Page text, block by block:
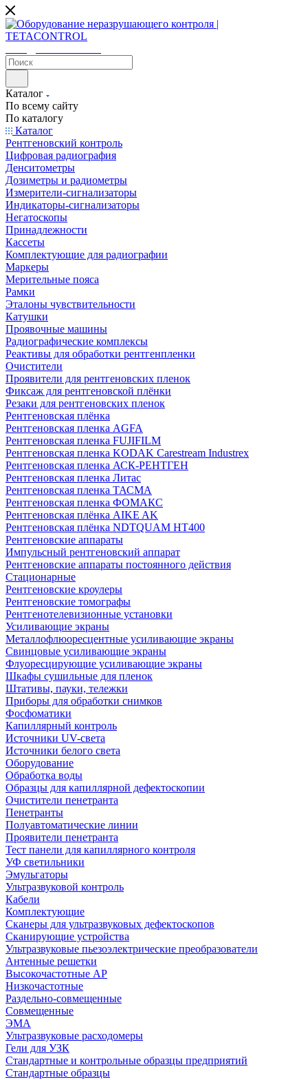
Каталог
По всему сайту
По каталогу
Каталог
Рентгеновский контроль
Цифровая радиография
Денситометры
Дозиметры и радиометры
Измерители-сигнализаторы
Индикаторы-сигнализаторы
Негатоскопы
Принадлежности
Кассеты
Комплектующие для радиографии
Маркеры
Мерительные пояса
Рамки
Эталоны чувствительности
Катушки
Проявочные машины
Радиографические комплексы
Реактивы для обработки рентгенпленки
Очистители
Проявители для рентгеновских пленок
Фиксаж для рентгеновской плёнки
Резаки для рентгеновских пленок
Рентгеновская плёнка
Рентгеновская пленка AGFA
Рентгеновская пленка FUJIFILM
Рентгеновская пленка KODAK Carestream Industrex
Рентгеновская пленка АСК-РЕНТГЕН
Рентгеновская пленка Литас
Рентгеновская пленка ТАСМА
Рентгеновская пленка ФОМАКС
Рентгеновская плёнка AIKE AK
Рентгеновская плёнка NDTQUAM HT400
Рентгеновские аппараты
Импульсный рентгеновский аппарат
Рентгеновские аппараты постоянного действия
Стационарные
Рентгеновские кроулеры
Рентгеновские томографы
Рентгенотелевизионные установки
Усиливающие экраны
Металлофлюоресцентные усиливающие экраны
Свинцовые усиливающие экраны
Флуоресцирующие усиливающие экраны
Шкафы сушильные для пленок
Штативы, пауки, тележки
Приборы для обработки снимков
Фосфоматики
Капиллярный контроль
Источники UV-света
Источники белого света
Оборудование
Обработка воды
Образцы для капиллярной дефектоскопии
Очистители пенетранта
Пенетранты
Полуавтоматические линии
Проявители пенетранта
Тест панели для капиллярного контроля
УФ светильники
Эмульгаторы
Ультразвуковой контроль
Кабели
Комплектующие
Сканеры для ультразвуковых дефектоскопов
Сканирующие устройства
Ультразвуковые пьезоэлектрические преобразователи
Антенные решетки
Высокочастотные АР
Низкочастотные
Раздельно-совмещенные
Совмещенные
ЭМА
Ультразвуковые расходомеры
Гели для УЗК
Стандартные и контрольные образцы предприятий
Стандартные образцы